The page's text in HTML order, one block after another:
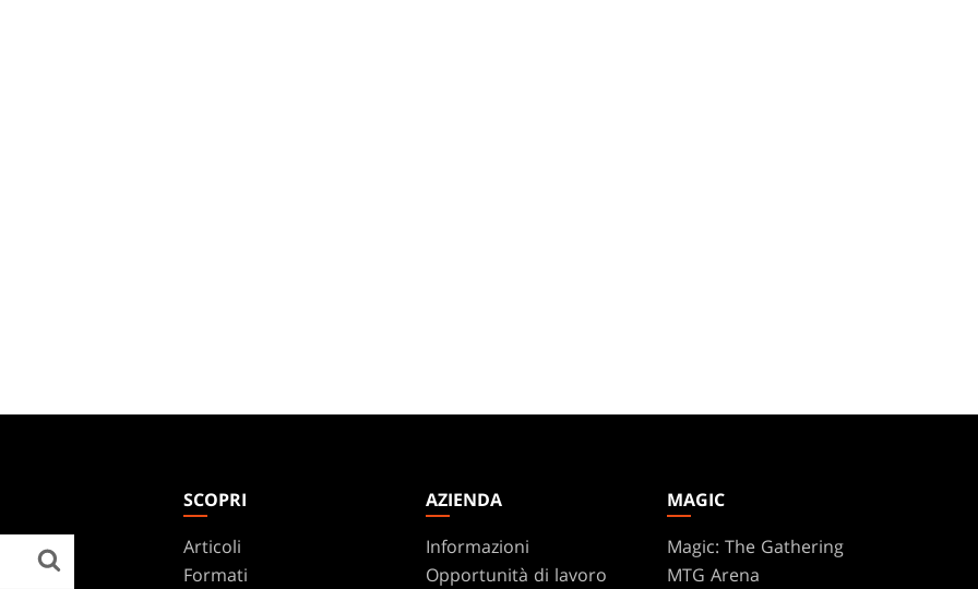
SCOPRI
Articoli
Formati
AZIENDA
Informazioni
Opportunità di lavoro
MAGIC
Magic: The Gathering
MTG Arena